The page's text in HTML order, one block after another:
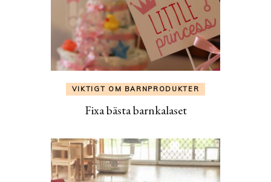
VIKTIGT OM BARNPRODUKTER
Fixa bästa barnkalaset